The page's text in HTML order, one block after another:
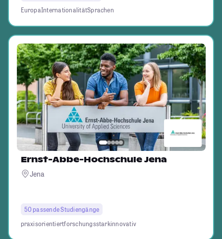
EuropaInternationalitätSprachen
Ernst-Abbe-Hochschule Jena
Jena
50 passende Studiengänge
praxisorientiertforschungsstarkinnovativ